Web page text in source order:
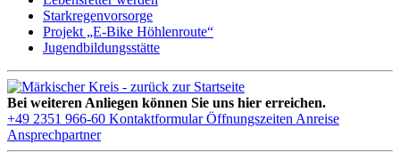
Starkregenvorsorge
Projekt „E-Bike Höhlenroute“
Jugendbildungsstätte
Bei weiteren Anliegen können Sie uns hier erreichen.
+49 2351 966-60 Kontaktformular Öffnungszeiten Anreise
Ansprechpartner